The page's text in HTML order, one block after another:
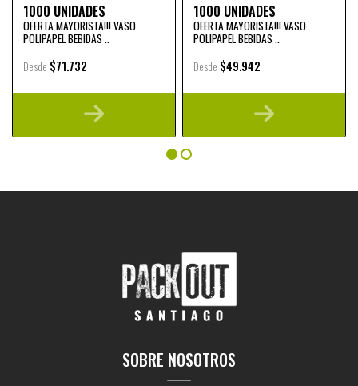
1000 UNIDADES
OFERTA MAYORISTA!!! VASO
POLIPAPEL BEBIDAS ..
Desde $71.732
1000 UNIDADES
OFERTA MAYORISTA!!! VASO
POLIPAPEL BEBIDAS ..
Desde $49.942
SOBRE NOSOTROS